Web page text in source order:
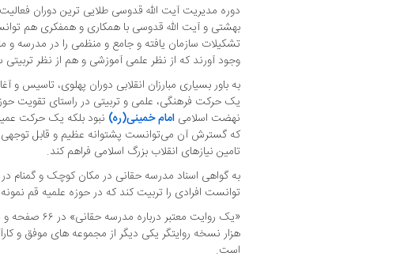
دوره مدیریت آیت الله قدوسی طلایی ترین دوران
بهشتی و آیت الله قدوسی با همکاری و همفکری هم
تشکیلات سازمان یافته و جامع و منظمی را در مدرسه و
وجود آورند که از نظر علمی آموزشی و هم از نظر تربیتی
به باور بسیاری مبارزان انقلابی دوران پهلوی، تاسیس و
یک حرکت فرهنگی، علمی و تربیتی در راستای تقویت
نهضت اسلامی امام خمینی(ره) نبود بلکه یک حرکت
که گسترش آن می‌توانست پشتوانه عظیم و قابل توجهی
تامین نیازهای انقلاب بزرگ اسلامی فراهم کند.
به گواهی اسناد مدرسه حقانی در مکان کوچک و گمنام
توانست افرادی را تربیت کند که در حوزه علمیه قم
«یک روایت معتبر
هزار نسخه روایتگر یکی دیگر از مجموعه های موفق و
است.